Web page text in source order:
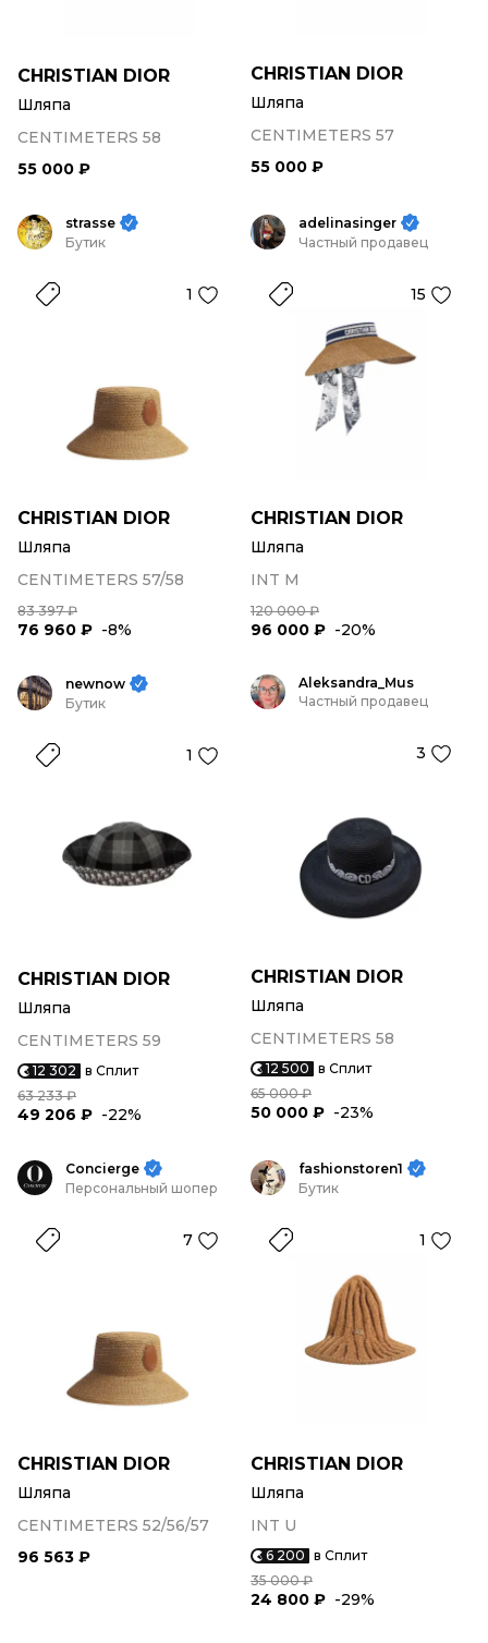
CHRISTIAN DIOR
Шляпа
CENTIMETERS 58
55 000 ₽
CHRISTIAN DIOR
Шляпа
CENTIMETERS 57
55 000 ₽
strasse
Бутик
1
CHRISTIAN DIOR
Шляпа
CENTIMETERS 57/58
83 397 ₽
76 960 ₽ -8%
adelinasinger
Частный продавец
15
CHRISTIAN DIOR
Шляпа
INT M
120 000 ₽
96 000 ₽ -20%
newnow
Бутик
1
CHRISTIAN DIOR
Шляпа
CENTIMETERS 59
12 302 в Сплит
63 233 ₽
49 206 ₽ -22%
Aleksandra_Mus
Частный продавец
3
CHRISTIAN DIOR
Шляпа
CENTIMETERS 58
12 500 в Сплит
65 000 ₽
50 000 ₽ -23%
Concierge
Персональный шопер
7
CHRISTIAN DIOR
Шляпа
CENTIMETERS 52/56/57
96 563 ₽
fashionstoren1
Бутик
1
CHRISTIAN DIOR
Шляпа
INT U
6 200 в Сплит
35 000 ₽
24 800 ₽ -29%